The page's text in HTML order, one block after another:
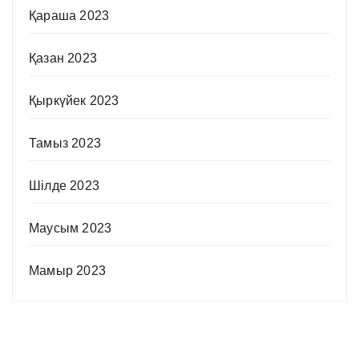
Қараша 2023
Қазан 2023
Қыркүйек 2023
Тамыз 2023
Шілде 2023
Маусым 2023
Мамыр 2023